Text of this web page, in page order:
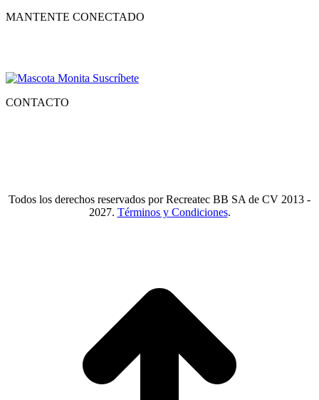
MANTENTE CONECTADO
CONTACTO
Todos los derechos reservados por Recreatec BB SA de CV 2013 -
2027. Términos y Condiciones.